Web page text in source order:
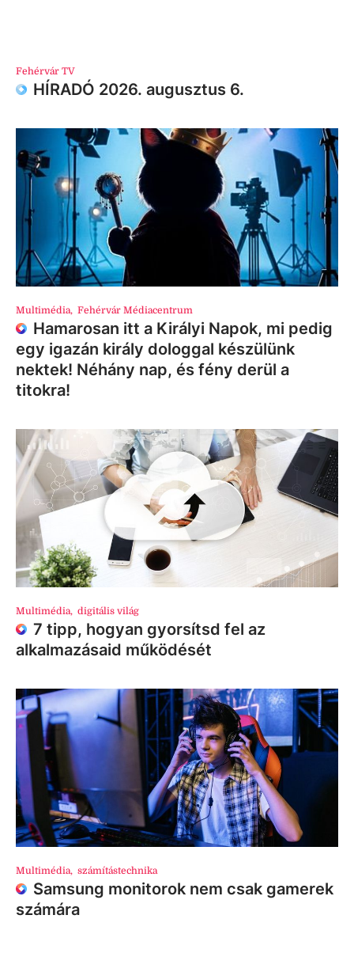
Fehérvár TV
HÍRADÓ 2026. augusztus 6.
Multimédia, Fehérvár Médiacentrum
Hamarosan itt a Királyi Napok, mi pedig
egy igazán király dologgal készülünk
nektek! Néhány nap, és fény derül a
titokra!
Multimédia, digitális világ
7 tipp, hogyan gyorsítsd fel az
alkalmazásaid működését
Multimédia, számítástechnika
Samsung monitorok nem csak gamerek
számára